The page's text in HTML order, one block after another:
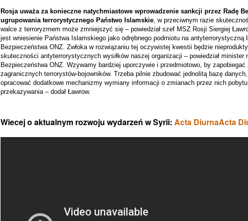
Rosja uważa za konieczne natychmiastowe wprowadzenie sankcji przez Radę
ugrupowania terrorystycznego Państwo Islamskie, w przeciwnym razie
walce z terroryzmem może zmniejszyć się – powiedział szef MSZ Rosji Siergiej
jest wniesienie Państwa Islamskiego jako odrębnego podmiotu na antyterrorystyczną
Bezpieczeństwa ONZ. Zwłoka w rozwiązaniu tej oczywistej kwestii będzie
skuteczności antyterrorystycznych wysiłków naszej organizacji – powiedział minister
Bezpieczeństwa ONZ. Wzywamy bardziej uporczywie i przedmiotowo, by zapobiegać
zagranicznych terrorystów-bojowników. Trzeba pilnie zbudować jednolitą bazę
opracować dodatkowe mechanizmy wymiany informacji o zmianach przez nich
przekazywania – dodał Ławrow.
Wiecej o aktualnym rozwoju wydarzeń w Syrii: Acta DiurnaActa